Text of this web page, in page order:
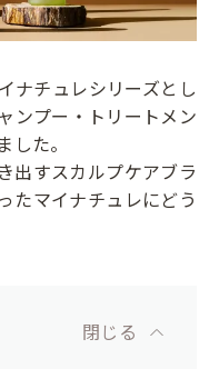
ナチュレシリーズとし
ンプー・トリートメン
た。
出すスカルプケアブラ
たマイナチュレにどう
閉じる